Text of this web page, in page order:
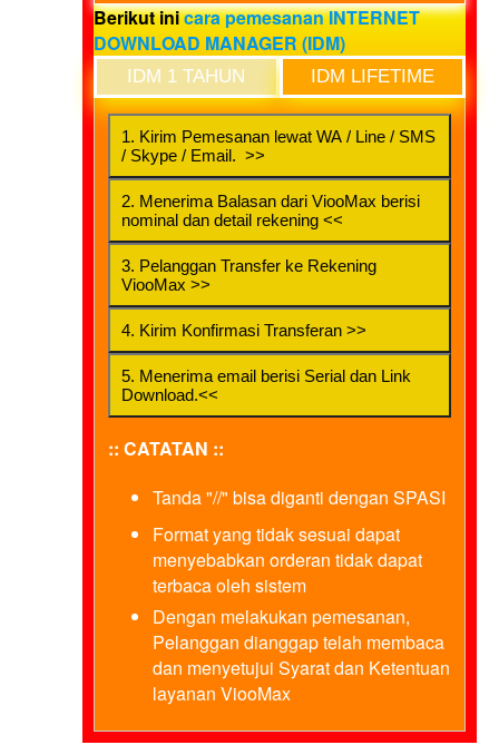
Berikut inicara pemesanan INTERNET
DOWNLOAD MANAGER (IDM)
IDM 1 TAHUN IDM LIFETIME
1. Kirim Pemesanan lewat WA / Line / SMS
/ Skype / Email. >>
2. Menerima Balasan dari ViooMax berisi
nominal dan detail rekening <<
3. Pelanggan Transfer ke Rekening
ViooMax >>
4. Kirim Konfirmasi Transferan >>
5. Menerima email berisi Serial dan Link
Download.<<
:: CATATAN ::
Tanda "//" bisa diganti dengan SPASI
Format yang tidak sesuai dapat
menyebabkan orderan tidak dapat
terbaca oleh sistem
Dengan melakukan pemesanan,
Pelanggan dianggap telah membaca
dan menyetujui Syarat dan Ketentuan
layanan ViooMax